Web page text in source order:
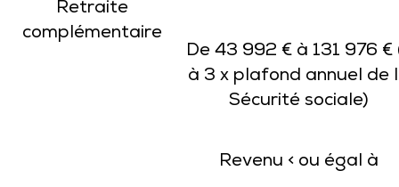
Retraite
complémentaire
De 43 992 € à 131 976 €
à 3 x plafond annuel de
Sécurité sociale)
Revenu < ou égal à